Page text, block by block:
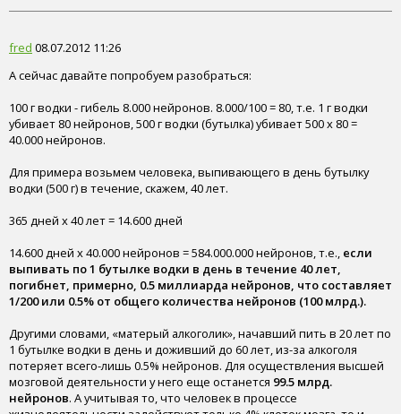
fred 08.07.2012 11:26
А сейчас давайте попробуем разобраться:
100 г водки - гибель 8.000 нейронов. 8.000/100 = 80, т.е. 1 г водки
убивает 80 нейронов, 500 г водки (бутылка) убивает 500 x 80 =
40.000 нейронов.
Для примера возьмем человека, выпивающего в день бутылку
водки (500 г) в течение, скажем, 40 лет.
365 дней x 40 лет = 14.600 дней
14.600 дней x 40.000 нейронов = 584.000.000 нейронов, т.е., если
выпивать по 1 бутылке водки в день в течение 40 лет,
погибнет, примерно, 0.5 миллиарда нейронов, что составляет
1/200 или 0.5% от общего количества нейронов (100 млрд.).
Другими словами, «матерый алкоголик», начавший пить в 20 лет по
1 бутылке водки в день и доживший до 60 лет, из-за алкоголя
потеряет всего-лишь 0.5% нейронов. Для осуществления высшей
мозговой деятельности у него еще останется 99.5 млрд.
нейронов. А учитывая то, что человек в процессе